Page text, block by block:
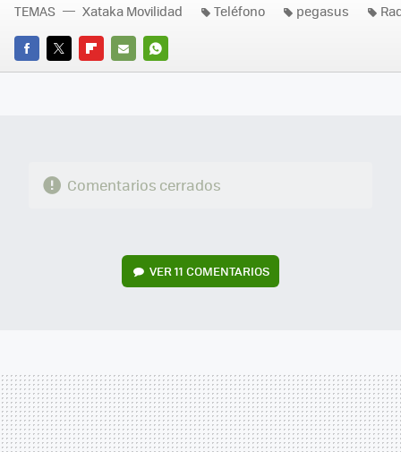
FACEBOOK
TWITTERFLIPBOARD
E-
WHATSAPP
TEMAS Xataka Movilidad Teléfono pegasus
Comentarios cerrados
VER 11 COMENTARIOS